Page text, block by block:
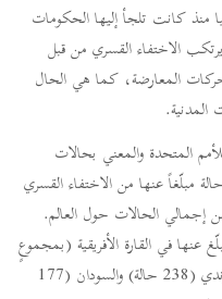
منذ كانت تلجأ إليها الحكومات
الاختفاء القسري من قبل
المعارضة، كما هي الحال
المدنية.
للأمم المتحدة والمعني بحالات
الاختفاء القسري وغير الطوعي ينظر في 4783 حالة مبلّغاً عنها من الاختفاء القسري
أي ما يشكّل نسبة 10% من إجمالي الحالات حول العالم.
عنها في القارة الأفريقية (بمجموعٍ
من 3253 حالة) تليها مصر (308 حالة) وبوروندي (238 حالة) والسودان (177